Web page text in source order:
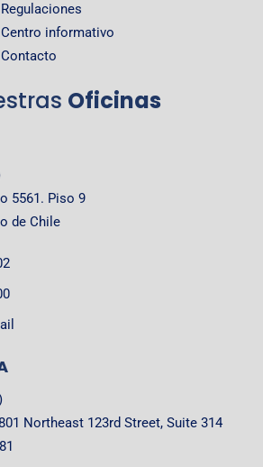
Regulaciones
Centro informativo
Contacto
Oficinas
5561. Piso 9
de Chile
Northeast 123rd Street, Suite 314